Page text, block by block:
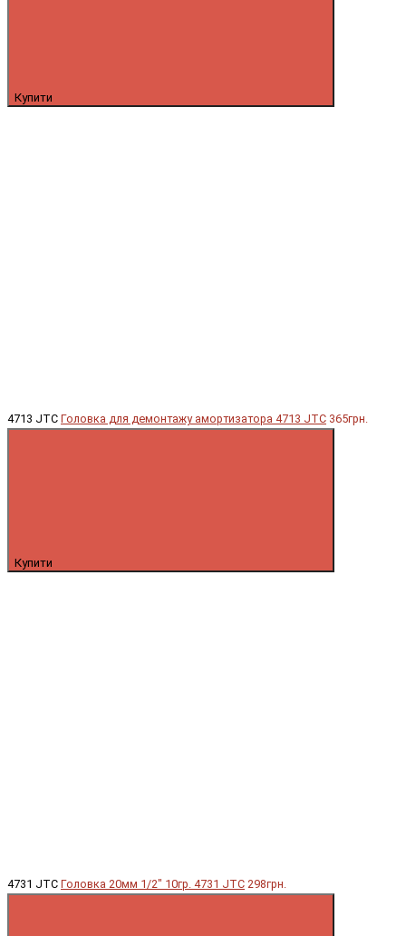
Купити
4713 JTC Головка для демонтажу амортизатора 4713 JTC 365грн.
Купити
4731 JTC Головка 20мм 1/2" 10гр. 4731 JTC 298грн.